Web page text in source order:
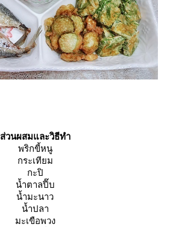
ส่วนผสมและวิธีทำ
พริกขี้หนู
กระเทียม
กะปิ
น้ำตาลปี๊บ
น้ำมะนาว
น้ำปลา
มะเขือพวง